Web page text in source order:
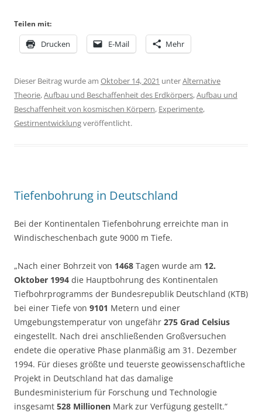
Teilen mit:
Drucken E-Mail Mehr
Dieser Beitrag wurde am Oktober 14, 2021 unterAlternative
Theorie,Aufbau und Beschaffenheit des Erdkörpers,Aufbau und
Beschaffenheit von kosmischen Körpern, Experimente,
Gestirnentwicklungveröffentlicht.
Tiefenbohrung in Deutschland
Bei der Kontinentalen Tiefenbohrung erreichte man in
Windischeschenbach gute 9000 m Tiefe.
„Nach einer Bohrzeit von 1468 Tagen wurde am 12.
Oktober 1994 die Hauptbohrung des Kontinentalen
Tiefbohrprogramms der Bundesrepublik Deutschland (KTB)
bei einer Tiefe von 9101 Metern und einer
Umgebungstemperatur von ungefähr 275 Grad Celsius
eingestellt. Nach drei anschließenden Großversuchen
endete die operative Phase planmäßig am 31. Dezember
1994. Für dieses größte und teuerste geowissenschaftliche
Projekt in Deutschland hat das damalige
Bundesministerium für Forschung und Technologie
insgesamt 528 Millionen Mark zur Verfügung gestellt.“